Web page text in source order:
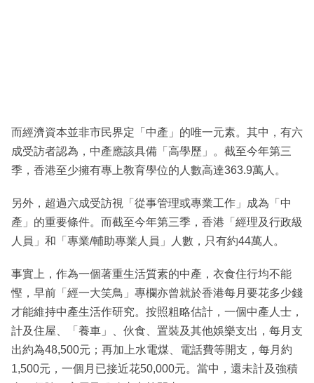
而經濟資本並非市民界定「中產」的唯一元素。其中，有六
成受訪者認為，中產應該具備「高學歷」。截至今年第三
季，香港至少擁有專上教育學位的人數高達363.9萬人。
另外，超過六成受訪視「從事管理或專業工作」成為「中
產」的重要條件。而截至今年第三季，香港「經理及行政級
人員」和「專業/輔助專業人員」人數，只有約44萬人。
事實上，作為一個著重生活質素的中產，衣食住行均不能
慳，早前「經一大笑鳥」專欄亦曾就於香港每月要花多少錢
才能維持中產生活作研究。按照粗略估計，一個中產人士，
計及住屋、「養車」、伙食、置裝及其他娛樂支出，每月支
出約為48,500元；再加上水電煤、電話費等開支，每月約
1,500元，一個月已接近花50,000元。當中，還未計及強積